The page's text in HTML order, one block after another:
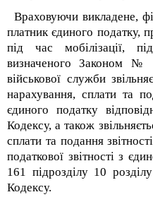
Враховуючи викладене,
платник єдиного податку,
під час мобілізації,
визначеного Законом №
військової служби
нарахування, сплати та
єдиного податку
Кодексу, а також
сплати та подання
податкової звітності з
161 підрозділу 10
Кодексу.